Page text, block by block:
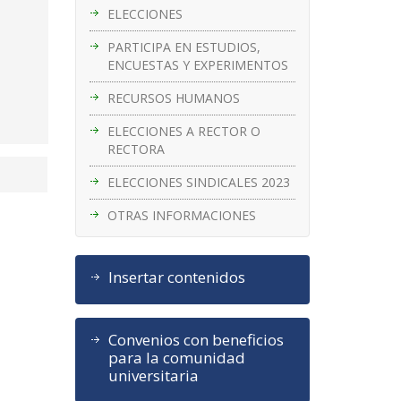
ELECCIONES
PARTICIPA EN ESTUDIOS,
ENCUESTAS Y EXPERIMENTOS
RECURSOS HUMANOS
ELECCIONES A RECTOR O
RECTORA
ELECCIONES SINDICALES 2023
OTRAS INFORMACIONES
Insertar contenidos
Convenios con beneficios
para la comunidad
universitaria